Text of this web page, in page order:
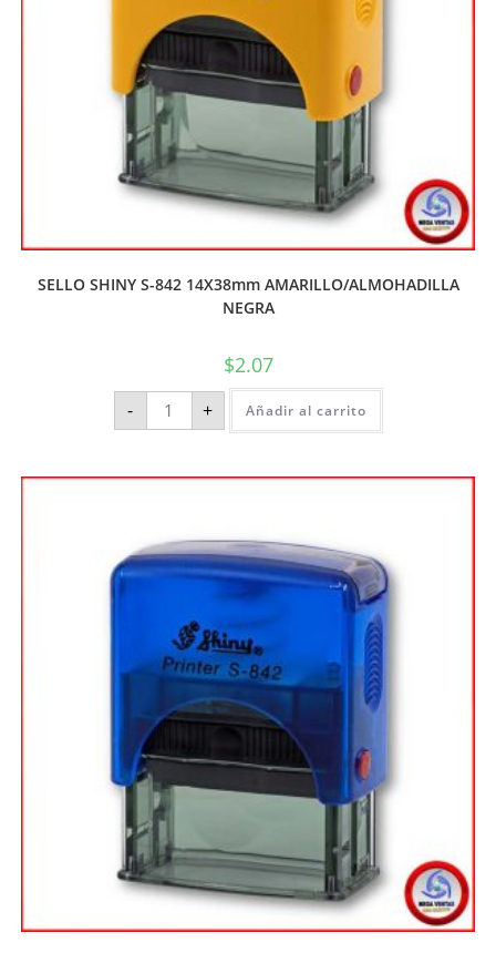
SELLO SHINY S-842 14X38mm AMARILLO/ALMOHADILLA
NEGRA
$2.07
- + Añadir al carrito